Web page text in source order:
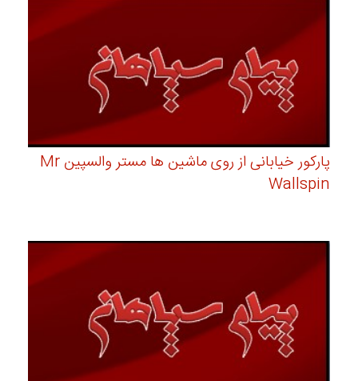
پارکور خیابانی از روی ماشین ها مستر والسپین Mr
Wallspin